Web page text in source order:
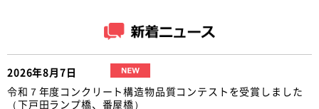
2026年8月7日
令和７年度コンクリート構造物品質コンテストを受賞しました
（下戸田ランプ橋、番屋橋）